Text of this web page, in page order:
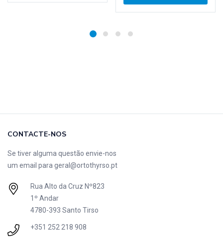
CONTACTE-NOS
Se tiver alguma questão envie-nos
um email para geral@ortothyrso.pt
Rua Alto da Cruz Nº823
1º Andar
4780-393 Santo Tirso
+351 252 218 908